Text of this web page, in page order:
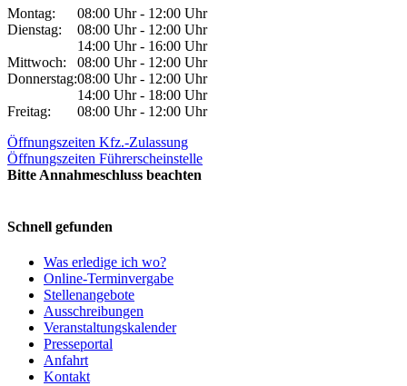
Montag:
08:00 Uhr - 12:00 Uhr
Dienstag:
08:00 Uhr - 12:00 Uhr
14:00 Uhr - 16:00 Uhr
Mittwoch:
08:00 Uhr - 12:00 Uhr
Donnerstag:08:00 Uhr - 12:00 Uhr
14:00 Uhr - 18:00 Uhr
Freitag:
08:00 Uhr - 12:00 Uhr
Öffnungszeiten Kfz.-Zulassung
Öffnungszeiten Führerscheinstelle
Bitte Annahmeschluss beachten
Schnell gefunden
Was erledige ich wo?
Online-Terminvergabe
Stellenangebote
Ausschreibungen
Veranstaltungskalender
Presseportal
Anfahrt
Kontakt